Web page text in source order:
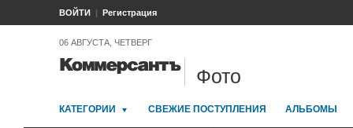
ВОЙТИ Регистрация
06 АВГУСТА, ЧЕТВЕРГ
Фото
КАТЕГОРИИ СВЕЖИЕ ПОСТУПЛЕНИЯ АЛЬБОМЫ